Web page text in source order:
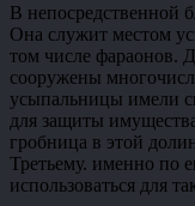
В непосредственной
Она служит местом
том числе фараонов.
сооружены
усыпальницы имели
для защиты
гробница в этой
Третьему. именно по
использоваться для